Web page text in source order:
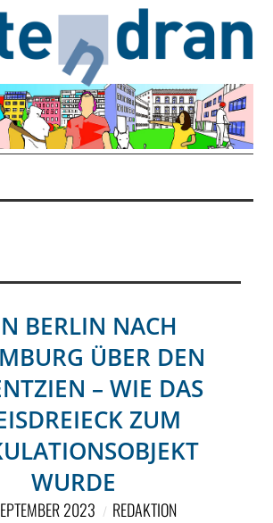
BERLIN NACH
ÜBER DEN
– WIE DAS
ZUM
WURDE
2023 REDAKTION